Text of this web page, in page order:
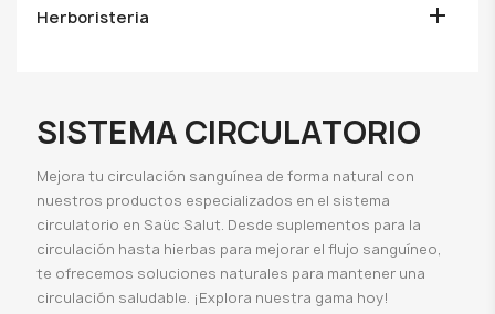
Herboristeria 
SISTEMA CIRCULATORIO
Mejora tu circulación sanguínea de forma natural con
nuestros productos especializados en el sistema
circulatorio en Saüc Salut. Desde suplementos para la
circulación hasta hierbas para mejorar el flujo sanguíneo,
te ofrecemos soluciones naturales para mantener una
circulación saludable. ¡Explora nuestra gama hoy!